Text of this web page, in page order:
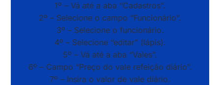
1º – Vá até a aba “Cadastros”.
2º – Selecione o campo “Funcionário”.
3º – Selecione o funcionário.
4º – Selecione “editar” (lápis).
5º – Vá até a aba “Vales”.
6º – Campo “Preço do vale refeição diário”.
7º – Insira o valor de vale diário.